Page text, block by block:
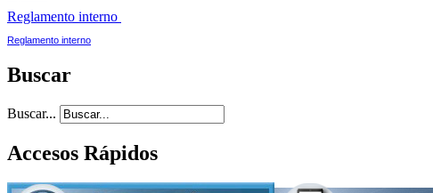
Reglamento interno
Reglamento interno
Buscar
Buscar...
Accesos Rápidos